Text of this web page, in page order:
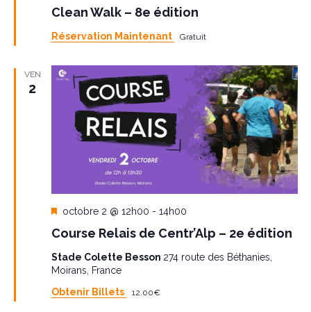
Clean Walk – 8e édition
s
n
v
a
Réservation Maintenant Gratuit
VEN
2
Course Relais de Centr’Alp – 2e édition
M
s
n
a
v
octobre 2 @ 12h00 - 14h00
Stade Colette Besson 274 route des Béthanies,
Moirans, France
Obtenir Billets
12.00€